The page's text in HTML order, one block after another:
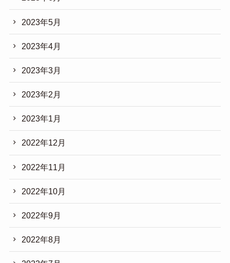
2023年5月
2023年4月
2023年3月
2023年2月
2023年1月
2022年12月
2022年11月
2022年10月
2022年9月
2022年8月